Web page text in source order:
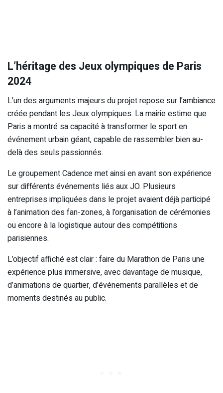
L’héritage des Jeux olympiques de Paris
2024
L’un des arguments majeurs du projet repose sur l’ambiance
créée pendant les Jeux olympiques. La mairie estime que
Paris a montré sa capacité à transformer le sport en
événement urbain géant, capable de rassembler bien au-
delà des seuls passionnés.
Le groupement Cadence met ainsi en avant son expérience
sur différents événements liés aux JO. Plusieurs
entreprises impliquées dans le projet avaient déjà participé
à l’animation des fan-zones, à l’organisation de cérémonies
ou encore à la logistique autour des compétitions
parisiennes.
L’objectif affiché est clair : faire du Marathon de Paris une
expérience plus immersive, avec davantage de musique,
d’animations de quartier, d’événements parallèles et de
moments destinés au public.